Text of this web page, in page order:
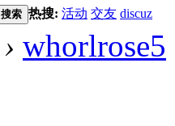
搜索 热搜: 活动 交友 discuz
› whorlrose5